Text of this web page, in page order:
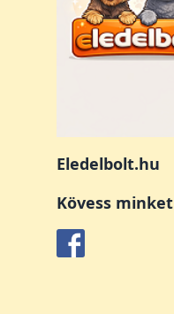
Eledelbolt.hu
Kövess minket